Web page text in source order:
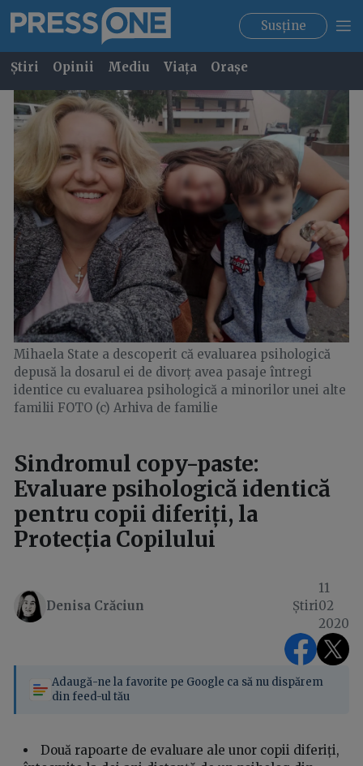
Susține
Știri Opinii Mediu Viața Orașe
Mihaela State a descoperit că evaluarea psihologică
depusă la dosarul ei de divorț avea pasaje întregi
identice cu evaluarea psihologică a minorilor unei alte
familii FOTO (c) Arhiva de familie
Sindromul copy-paste:
Evaluare psihologică identică
pentru copii diferiți, la
Protecția Copilului
Denisa Crăciun Știri
11
02
2020
Adaugă-ne la favorite pe Google ca să nu dispărem
din feed-ul tău
Două rapoarte de evaluare ale unor copii diferiți,